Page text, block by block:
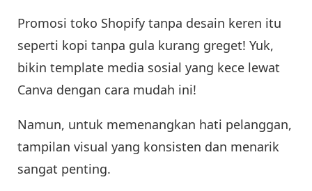
Promosi toko Shopify tanpa desain keren itu
seperti kopi tanpa gula kurang greget! Yuk,
bikin template media sosial yang kece lewat
Canva dengan cara mudah ini!
Namun, untuk memenangkan hati pelanggan,
tampilan visual yang konsisten dan menarik
sangat penting.